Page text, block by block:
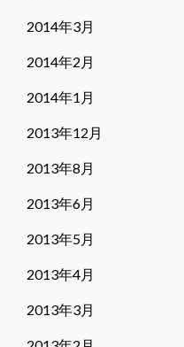
2014年3月
2014年2月
2014年1月
2013年12月
2013年8月
2013年6月
2013年5月
2013年4月
2013年3月